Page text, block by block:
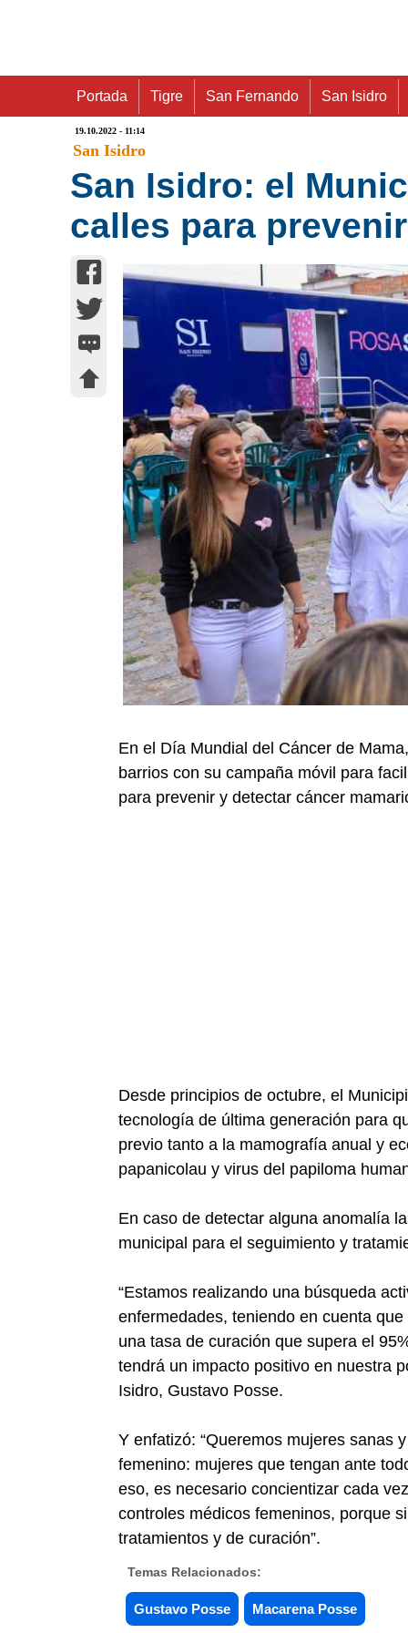
Portada Tigre San Fernando San Isidro
19.10.2022 - 11:14
San Isidro
San Isidro: el
calles para
En el Día Mundial del Cáncer de
barrios con su campaña móvil para
para prevenir y detectar cáncer
Desde principios de octubre, el
tecnología de última generación para
previo tanto a la mamografía anual y
papanicolau y virus del papiloma
En caso de detectar alguna anomalía
municipal para el seguimiento y
“Estamos realizando una búsqueda
enfermedades, teniendo en cuenta
una tasa de curación que supera el
tendrá un impacto positivo en nuestra
Isidro, Gustavo Posse.
Y enfatizó: “Queremos mujeres sanas
femenino: mujeres que tengan ante
eso, es necesario concientizar cada
controles médicos femeninos, porque
tratamientos y de curación”.
Temas Relacionados:
Gustavo Posse Macarena Posse